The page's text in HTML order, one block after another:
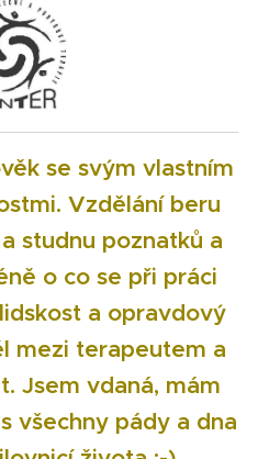
se svým vlastním
Vzdělání beru
studnu poznatků a
o co se při práci
a opravdový
mezi terapeutem a
Jsem vdaná, mám
všechny pády a dna